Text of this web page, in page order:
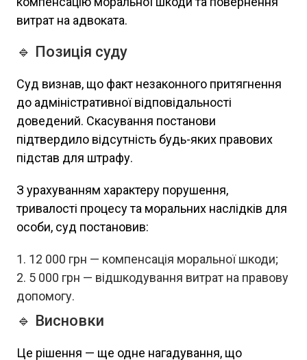
витрат на адвоката.
🔹 Позиція суду
Суд визнав, що факт незаконного притягнення
до адміністративної відповідальності
доведений. Скасування постанови
підтвердило відсутність будь-яких правових
підстав для штрафу.
З урахуванням характеру порушення,
тривалості процесу та моральних наслідків для
особи, суд постановив:
12 000 грн — компенсація моральної шкоди;
5 000 грн — відшкодування витрат на правову
допомогу.
🔹 Висновки
Це рішення — ще одне нагадування, що